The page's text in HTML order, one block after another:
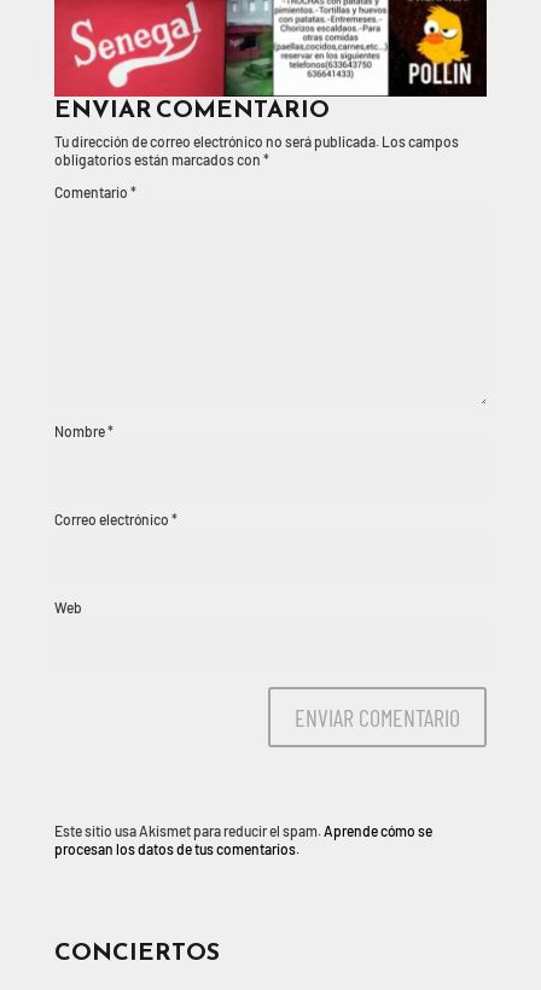
ENVIAR COMENTARIO
Tu dirección de correo electrónico no será publicada. Los campos
obligatorios están marcados con *
Comentario *
Nombre*
Correo electrónico *
Web
Este sitio usa Akismet para reducir el spam.Aprende cómo se
procesan los datos de tus comentarios.
CONCIERTOS